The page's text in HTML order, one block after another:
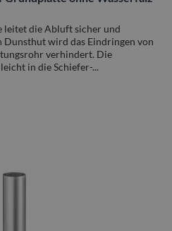
die Abluft sicher und
Dunsthut wird das Eindringen von
verhindert. Die
in die Schiefer-...